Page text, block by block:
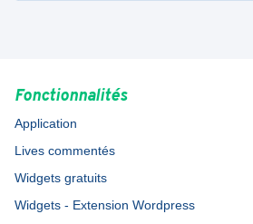
Fonctionnalités
Application
Lives commentés
Widgets gratuits
Widgets - Extension Wordpress